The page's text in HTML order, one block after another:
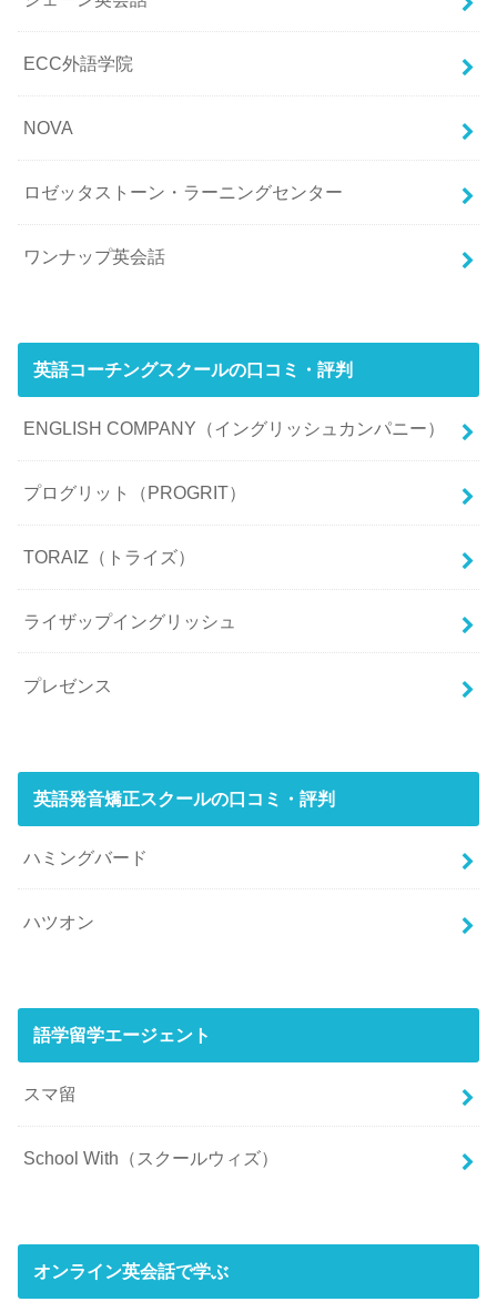
ECC外語学院
NOVA
ロゼッタストーン・ラーニングセンター
ワンナップ英会話
英語コーチングスクールの口コミ・評判
ENGLISH COMPANY（イングリッシュカンパニー）
プログリット（PROGRIT）
TORAIZ（トライズ）
ライザップイングリッシュ
プレゼンス
英語発音矯正スクールの口コミ・評判
ハミングバード
ハツオン
語学留学エージェント
スマ留
School With（スクールウィズ）
オンライン英会話で学ぶ